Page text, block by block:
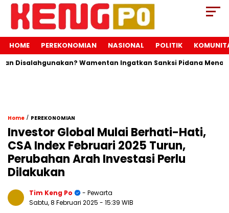
HOME PEREKONOMIAN NASIONAL POLITIK
Wamentan Ingatkan Sanksi Pidana Menanti
Home / PEREKONOMIAN
Investor Global Mulai Berhati-Hati,
CSA Index Februari 2025 Turun,
Perubahan Arah Investasi Perlu
Dilakukan
Tim Keng Po
- Pewarta
Sabtu, 8 Februari 2025 - 15:39 WIB